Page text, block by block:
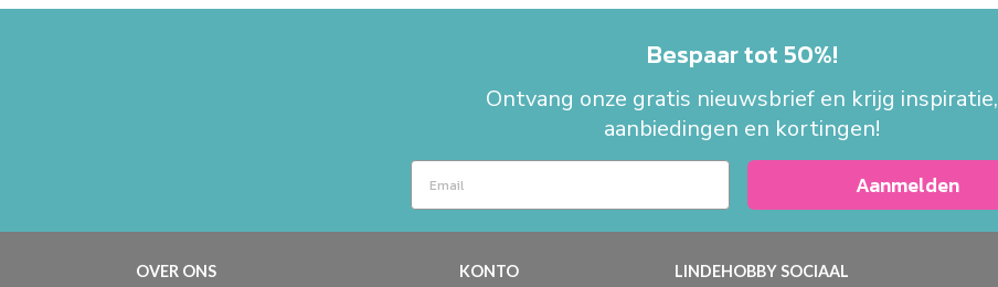
Bespaar tot 50%!
Ontvang onze gratis nieuwsbrief en krijg inspiratie,
aanbiedingen en kortingen!
Aanmelden
OVER ONS KONTO LINDEHOBBY SOCIAAL